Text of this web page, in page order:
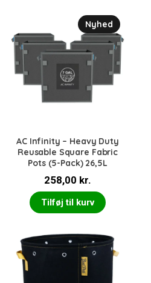
Nyhed
AC Infinity – Heavy Duty
Reusable Square Fabric
Pots (5-Pack) 26,5L
258,00 kr.
Tilføj til kurv